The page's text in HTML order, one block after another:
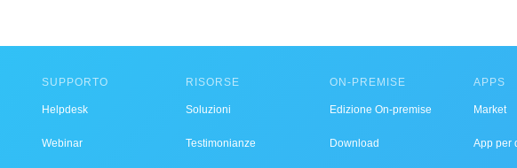
SUPPORTO
Helpdesk
Webinar
RISORSE
Soluzioni
Testimonianze
ON-PREMISE
Edizione On-premise
Download
APPS
Market
App per